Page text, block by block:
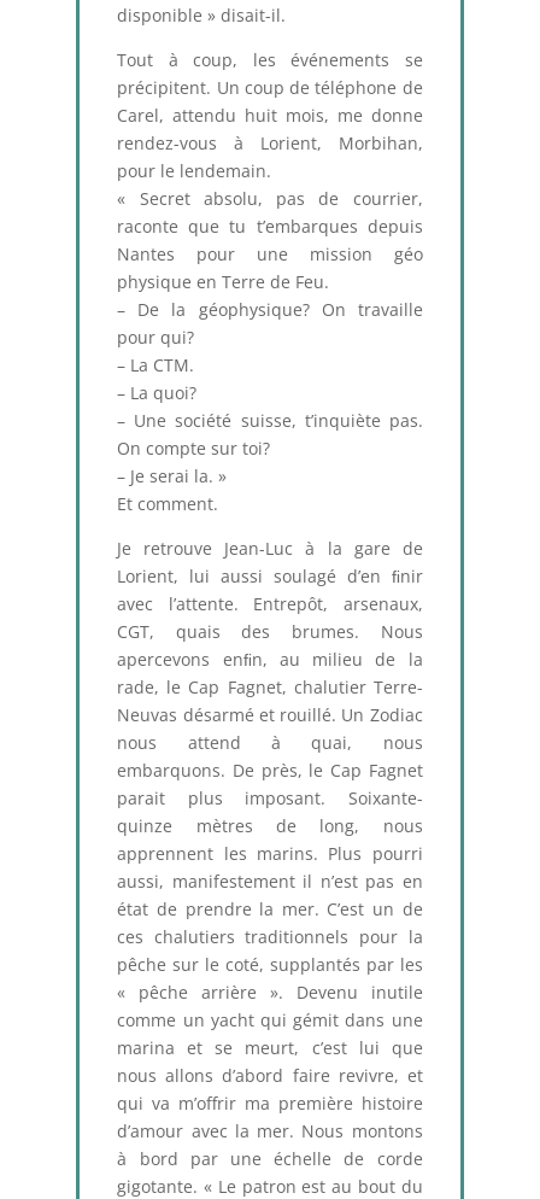
disponible » disait-il.
Tout à coup, les événements se
précipitent. Un coup de téléphone de
Carel, attendu huit mois, me donne
rendez-vous à Lorient, Morbihan,
pour le lendemain.
« Secret absolu, pas de courrier,
raconte que tu t’embarques depuis
Nantes pour une mission géo
physique en Terre de Feu.
– De la géophysique? On travaille
pour qui?
– La CTM.
– La quoi?
– Une société suisse, t’inquiète pas.
On compte sur toi?
– Je serai la. »
Et comment.
Je retrouve Jean-Luc à la gare de
Lorient, lui aussi soulagé d’en ﬁnir
avec l’attente. Entrepôt, arsenaux,
CGT, quais des brumes. Nous
apercevons enﬁn, au milieu de la
rade, le Cap Fagnet, chalutier Terre-
Neuvas désarmé et rouillé. Un Zodiac
nous attend à quai, nous
embarquons. De près, le Cap Fagnet
parait plus imposant. Soixante-
quinze mètres de long, nous
apprennent les marins. Plus pourri
aussi, manifestement il n’est pas en
état de prendre la mer. C’est un de
ces chalutiers traditionnels pour la
pêche sur le coté, supplantés par les
« pêche arrière ». Devenu inutile
comme un yacht qui gémit dans une
marina et se meurt, c’est lui que
nous allons d’abord faire revivre, et
qui va m’offrir ma première histoire
d’amour avec la mer. Nous montons
à bord par une échelle de corde
gigotante. « Le patron est au bout du